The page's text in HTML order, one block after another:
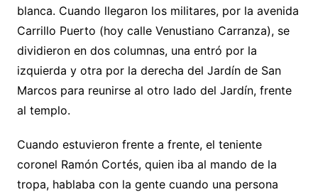
blanca. Cuando llegaron los militares, por la avenida
Carrillo Puerto (hoy calle Venustiano Carranza), se
dividieron en dos columnas, una entró por la
izquierda y otra por la derecha del Jardín de San
Marcos para reunirse al otro lado del Jardín, frente
al templo.
Cuando estuvieron frente a frente, el teniente
coronel Ramón Cortés, quien iba al mando de la
tropa, hablaba con la gente cuando una persona